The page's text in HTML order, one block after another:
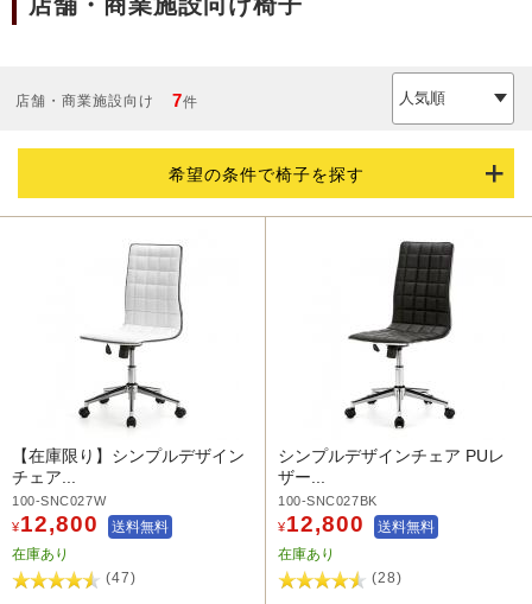
店舗・商業施設向け 7件
希望の条件で椅子を探す
【在庫限り】シンプルデザイン
チェア...
100-SNC027W
¥12,800
送料無料
在庫あり
(47)
シンプルデザインチェア PUレ
ザー...
100-SNC027BK
¥12,800
送料無料
在庫あり
(28)